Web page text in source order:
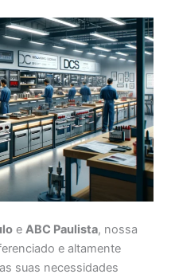
eABC Paulista, nossa
e altamente
suas necessidades